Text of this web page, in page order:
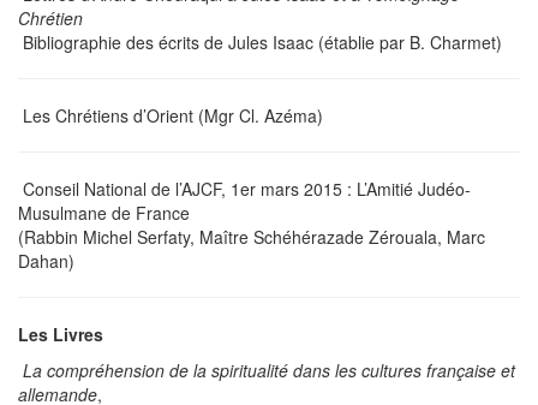
Chrétien
Bibliographie des écrits de Jules Isaac (établie par B. Charmet)
Les Chrétiens d’Orient (Mgr Cl. Azéma)
Conseil National de l’AJCF, 1er mars 2015 : L’Amitié Judéo-
Musulmane de France
(Rabbin Michel Serfaty, Maître Schéhérazade Zérouala, Marc
Dahan)
Les Livres
La compréhension de la spiritualité dans les cultures française et
allemande,